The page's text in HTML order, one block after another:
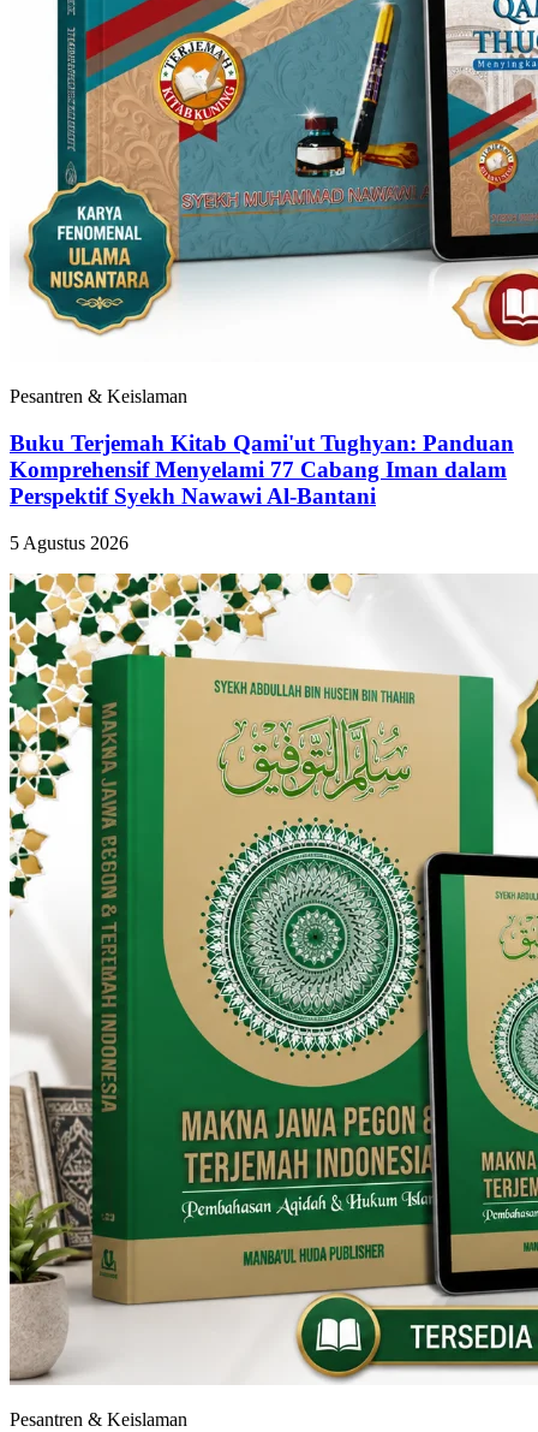
Pesantren & Keislaman
Buku Terjemah Kitab Qami'ut Tughyan: Panduan
Komprehensif Menyelami 77 Cabang Iman dalam
Perspektif Syekh Nawawi Al-Bantani
5 Agustus 2026
Pesantren & Keislaman